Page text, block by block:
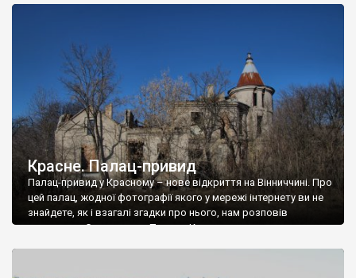
Красне. Палац-привид
Палац-привид у Красному – нове відкриття на Вінниччині. Про
цей палац, жодної фотографії якого у мережі інтернету ви не
знайдете, як і взагалі згадки про нього, нам розповів
мешканець Самгородка. Палац у Красному вразив не лише